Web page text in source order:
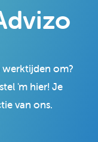
werktijden om?
'm hier! Je
van ons.